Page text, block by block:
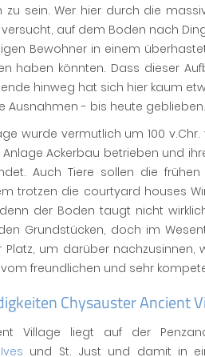
sein. Wer hier durch die
auf dem Boden nach
Bewohner in einem
haben könnten. Dass dieser
hinweg hat sich hier kaum
Ausnahmen - bis heute geblieben.
wurde vermutlich um 100
Ackerbau betrieben und
Auch Tiere sollen die
trotzen die courtyard houses
der Boden taugt nicht
Grundstücken, doch im
Platz, um darüber
freundlichen und sehr
Chysauster Ancient
Village liegt auf der
und St. Just und damit in